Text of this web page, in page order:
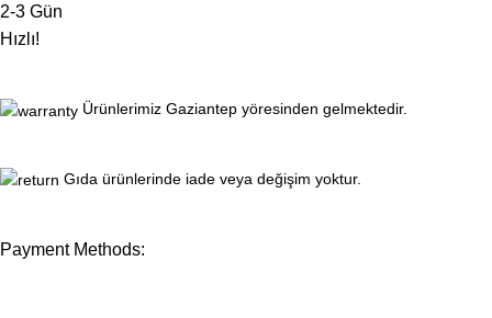
2-3 Gün
Hızlı!
Ürünlerimiz Gaziantep yöresinden gelmektedir.
Gıda ürünlerinde iade veya değişim yoktur.
Payment Methods: